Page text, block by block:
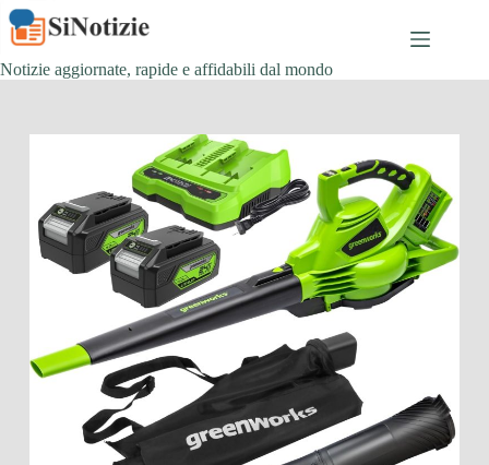
Salta
al
contenuto
Notizie aggiornate, rapide e affidabili dal mondo